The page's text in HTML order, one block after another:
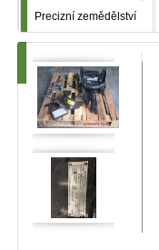
Precizní zemědělství